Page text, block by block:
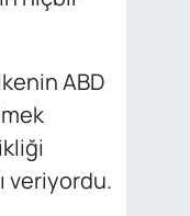
ABD
veriyordu.